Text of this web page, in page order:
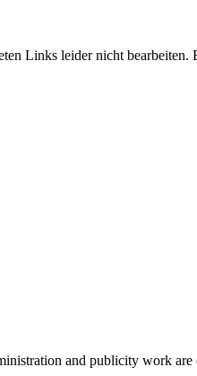
Links leider nicht
and publicity work